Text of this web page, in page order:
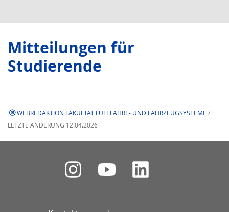
Mitteilungen für
Studierende
WEBREDAKTION FAKULTÄT LUFTFAHRT- UND FAHRZEUGSYSTEME /
LETZTE ÄNDERUNG 12.04.2026